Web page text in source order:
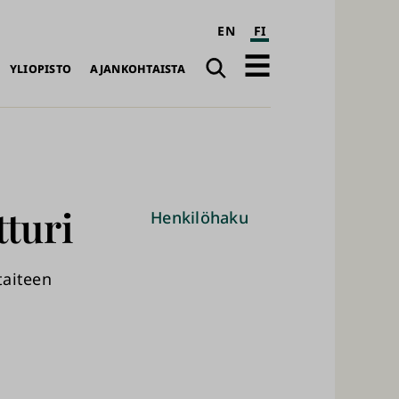
EN FI
YLIOPISTO AJANKOHTAISTA
Haku
Avaa
Henkilöhaku